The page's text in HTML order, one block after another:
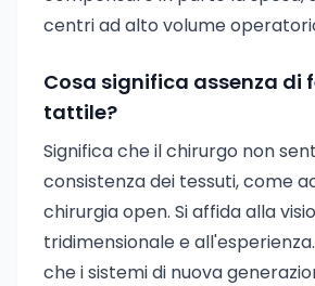
centri ad alto volume
Cosa significa assenza di
tattile?
Significa che il chirurgo non
consistenza dei tessuti, come
chirurgia open. Si affida alla
tridimensionale e
che i sistemi di nuova